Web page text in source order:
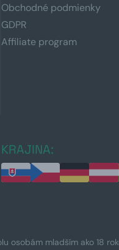
Obchodné podmienky
GDPR
Affiliate program
KRAJINA:
osobám mladším ako 18